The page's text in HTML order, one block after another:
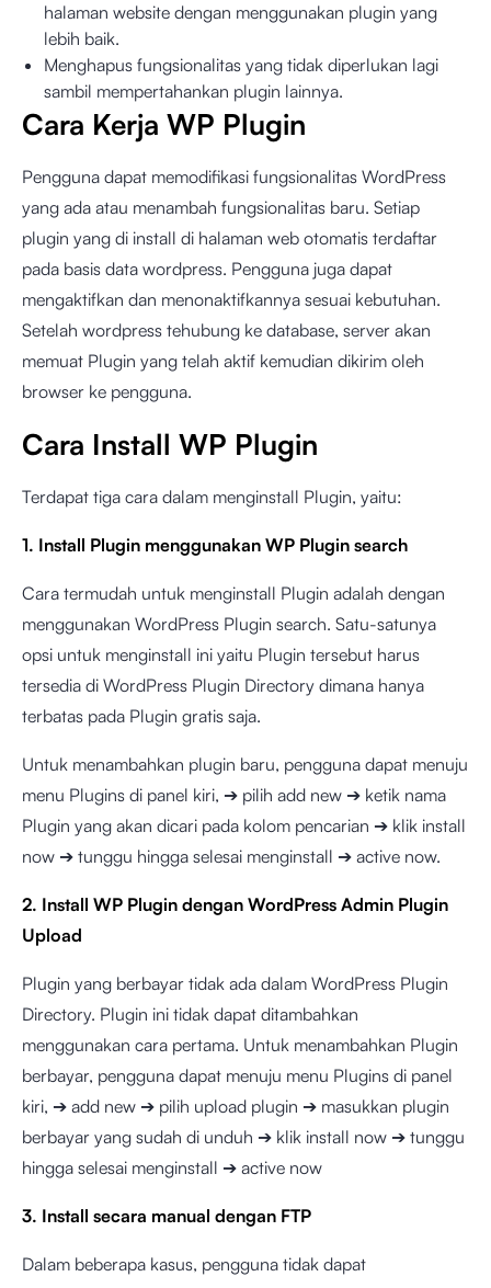
halaman website dengan menggunakan plugin yang
lebih baik.
Menghapus fungsionalitas yang tidak diperlukan lagi
sambil mempertahankan plugin lainnya.
Cara Kerja WP Plugin
Pengguna dapat memodifikasi fungsionalitas WordPress
yang ada atau menambah fungsionalitas baru. Setiap
plugin yang di install di halaman web otomatis terdaftar
pada basis data wordpress. Pengguna juga dapat
mengaktifkan dan menonaktifkannya sesuai kebutuhan.
Setelah wordpress tehubung ke database, server akan
memuat Plugin yang telah aktif kemudian dikirim oleh
browser ke pengguna.
Cara Install WP Plugin
Terdapat tiga cara dalam menginstall Plugin, yaitu:
1. Install Plugin menggunakan WP Plugin search
Cara termudah untuk menginstall Plugin adalah dengan
menggunakan WordPress Plugin search. Satu-satunya
opsi untuk menginstall ini yaitu Plugin tersebut harus
tersedia di WordPress Plugin Directory dimana hanya
terbatas pada Plugin gratis saja.
Untuk menambahkan plugin baru, pengguna dapat menuju
menu Plugins di panel kiri, ➔ pilih add new ➔ ketik nama
Plugin yang akan dicari pada kolom pencarian ➔ klik install
now ➔ tunggu hingga selesai menginstall ➔ active now.
2. Install WP Plugin dengan WordPress Admin Plugin
Upload
Plugin yang berbayar tidak ada dalam WordPress Plugin
Directory. Plugin ini tidak dapat ditambahkan
menggunakan cara pertama. Untuk menambahkan Plugin
berbayar, pengguna dapat menuju menu Plugins di panel
kiri, ➔ add new ➔ pilih upload plugin ➔ masukkan plugin
berbayar yang sudah di unduh ➔ klik install now ➔ tunggu
hingga selesai menginstall ➔ active now
3. Install secara manual dengan FTP
Dalam beberapa kasus, pengguna tidak dapat